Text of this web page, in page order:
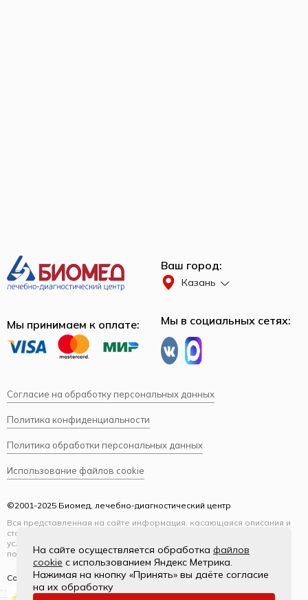
Ваш город:
Казань
Мы принимаем к оплате: Мы в социальных сетях:
©2001-2025 Биомед, лечебно-диагностический центр
Вся представленная на сайте информация, касающаяся описания и
стоимости услуг, носит информационный характер и ни при каких
условиях не является публичной офертой, определяемой
положениями Статьи 437(2) Гражданского кодекса РФ.
Создание и продвижение
Согласие на обработку персональных данных
Политика конфиденциальности
Политика обработки персональных данных
Использование файлов cookie
На сайте осуществляется обработка файлов
cookie с использованием Яндекс Метрика.
Нажимая на кнопку «Принять» вы даёте согласие
на их обработку